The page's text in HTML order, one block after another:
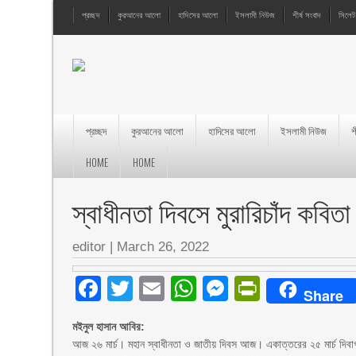
প্রচ্ছদ কুরআনের আলো হাদিসের আলো ইসলামী নিউজ শীর্ষ সংবাদ
প্রচ্ছদ কুরআনের আলো হাদিসের আলো ইসলামী নিউজ
HOME
HOME
স্বাধীনতা দিবসে মুরারিচাঁদ
editor | March 26, 2022
Facebook
Twitter
EmailWhatsApp
Messenger
Share
মইনুল হাসান আবির:
আজ ২৬ মার্চ। মহান স্বাধীনতা ও জাতীয় দিবস আজ। একাত্তরের ২৫ মার্চ